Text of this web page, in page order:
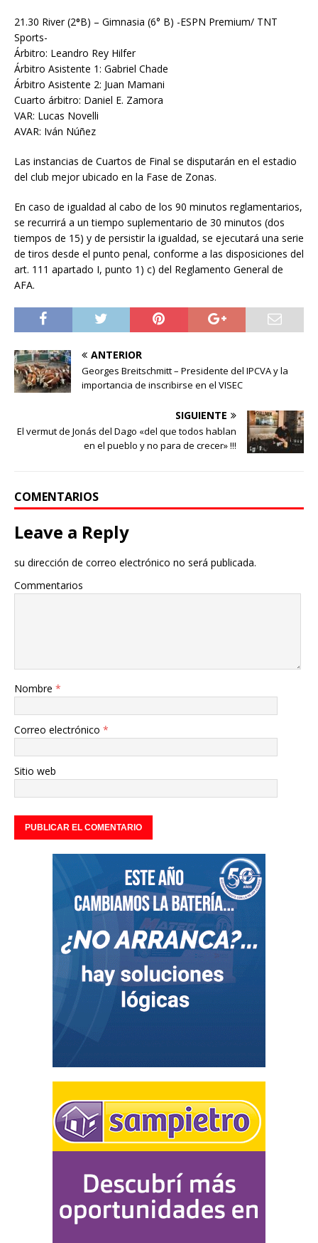
21.30 River (2ºB) – Gimnasia (6° B) -ESPN Premium/ TNT
Sports-
Árbitro: Leandro Rey Hilfer
Árbitro Asistente 1: Gabriel Chade
Árbitro Asistente 2: Juan Mamani
Cuarto árbitro: Daniel E. Zamora
VAR: Lucas Novelli
AVAR: Iván Núñez
Las instancias de Cuartos de Final se disputarán en el estadio
del club mejor ubicado en la Fase de Zonas.
En caso de igualdad al cabo de los 90 minutos reglamentarios,
se recurrirá a un tiempo suplementario de 30 minutos (dos
tiempos de 15) y de persistir la igualdad, se ejecutará una serie
de tiros desde el punto penal, conforme a las disposiciones del
art. 111 apartado I, punto 1) c) del Reglamento General de
AFA.
ANTERIOR
Georges Breitschmitt – Presidente del IPCVA y la
importancia de inscribirse en el VISEC
SIGUIENTE
El vermut de Jonás del Dago «del que todos hablan
en el pueblo y no para de crecer» !!!
COMENTARIOS
Leave a Reply
su dirección de correo electrónico no será publicada.
Commentarios
Nombre *
Correo electrónico *
Sitio web